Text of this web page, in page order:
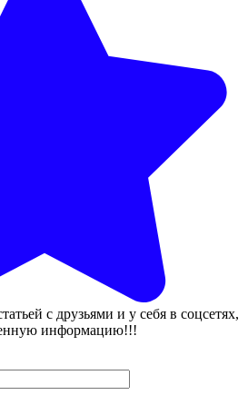
с друзьями и у себя в соцсетях,
информацию!!!